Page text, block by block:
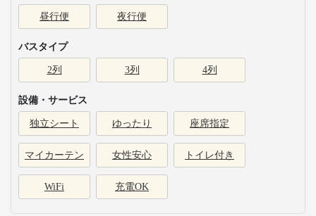
昼行便 夜行便
バスタイプ
2列 3列 4列
設備・サービス
独立シート ゆったり 座席指定
マイカーテン 女性安心 トイレ付き
WiFi 充電OK